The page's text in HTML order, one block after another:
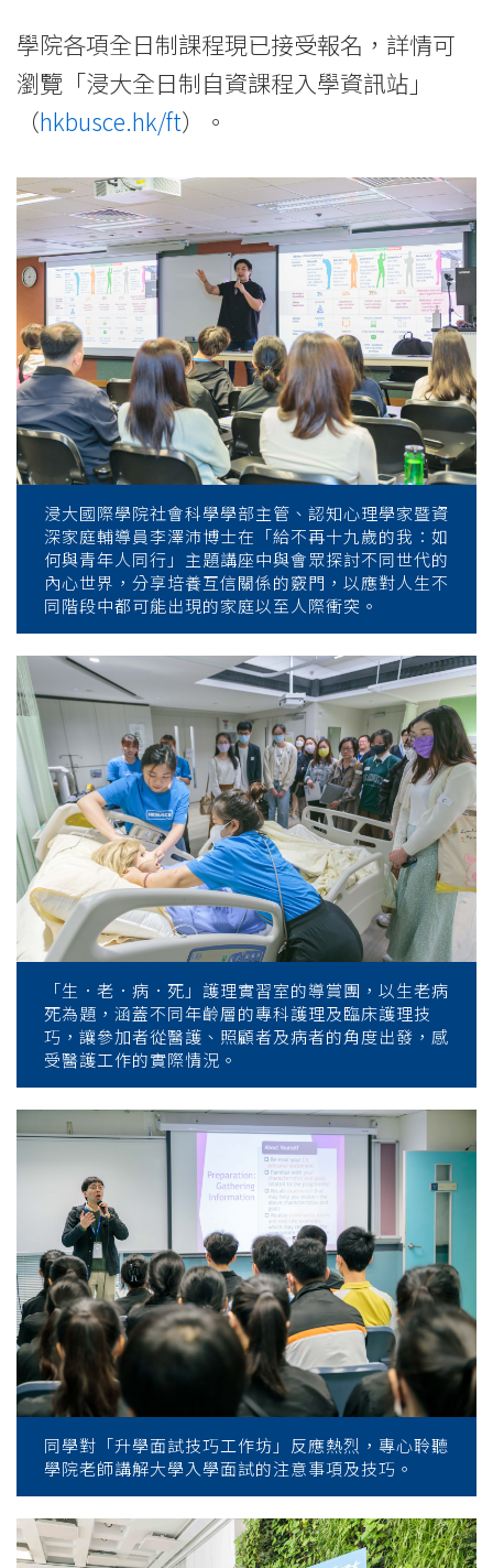
學院各項全日制課程現已接受報名，詳情可
瀏覽「浸大全日制自資課程入學資訊站」
（hkbusce.hk/ft）。
浸大國際學院社會科學學部主管、認知心理學家暨資
深家庭輔導員李澤沛博士在「給不再十九歲的我：如
何與青年人同行」主題講座中與會眾探討不同世代的
內心世界，分享培養互信關係的竅門，以應對人生不
同階段中都可能出現的家庭以至人際衝突。
「生．老．病．死」護理實習室的導賞團，以生老病
死為題，涵蓋不同年齡層的專科護理及臨床護理技
巧，讓參加者從醫護、照顧者及病者的角度出發，感
受醫護工作的實際情況。
同學對「升學面試技巧工作坊」反應熱烈，專心聆聽
學院老師講解大學入學面試的注意事項及技巧。